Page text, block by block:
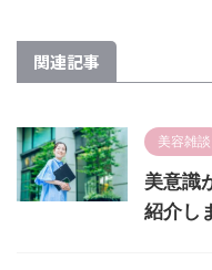
関連記事
美容雑談
美意識
紹介し